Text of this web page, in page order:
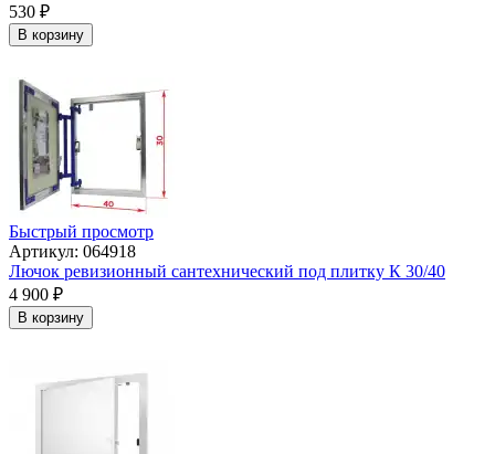
530 ₽
В корзину
Быстрый просмотр
Артикул: 064918
Лючок ревизионный сантехнический под плитку К 30/40
4 900 ₽
В корзину